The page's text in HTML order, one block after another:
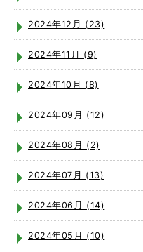
2024年12月 (23)
2024年11月 (9)
2024年10月 (8)
2024年09月 (12)
2024年08月 (2)
2024年07月 (13)
2024年06月 (14)
2024年05月 (10)